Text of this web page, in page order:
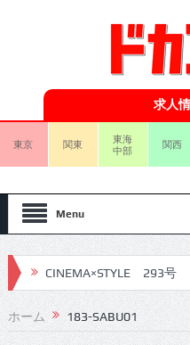
求人
東京 関東
東海
中部
関西
Menu
CINEMA×STYLE 293号
CINEMA×STYLE 292号
CINEMA×STYLE 291号
ホーム 183-SABU01